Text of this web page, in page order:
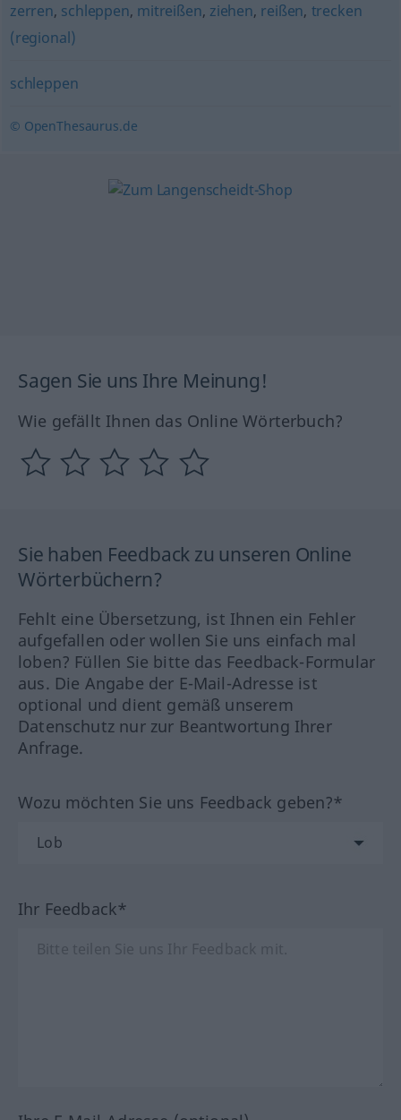
zerren, schleppen, mitreißen, ziehen, reißen, trecken
(regional)
schleppen
© OpenThesaurus.de
Sagen Sie uns Ihre Meinung!
Wie gefällt Ihnen das Online Wörterbuch?
Sie haben Feedback zu unseren Online
Wörterbüchern?
Fehlt eine Übersetzung, ist Ihnen ein Fehler
aufgefallen oder wollen Sie uns einfach mal
loben? Füllen Sie bitte das Feedback-Formular
aus. Die Angabe der E-Mail-Adresse ist
optional und dient gemäß unserem
Datenschutz nur zur Beantwortung Ihrer
Anfrage.
Wozu möchten Sie uns Feedback geben?*
Ihr Feedback*